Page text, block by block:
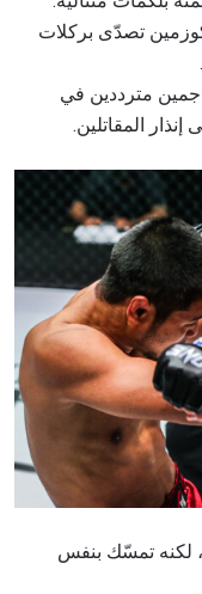
تصدّى بركلات
مترددين في
المقاتلين.
لكنه تمسّك بنفس